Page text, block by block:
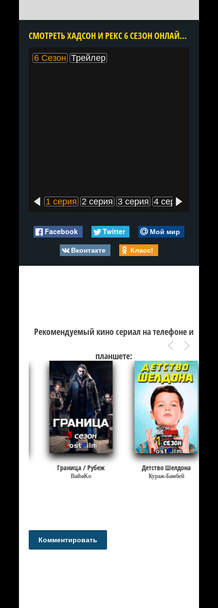
CМОТРЕТЬ ХАДСОН И РЕКС 6 СЕЗОН ОНЛАЙН В ХОРОШЕМ КАЧЕСТВЕ ВСЕ СЕРИИ ПОДРЯД БЕСПЛАТНО
6 Сезон Трейлер
1 серия 2 серия 3 серия 4 серия
Facebook Twitter
Мой мир
Вконтакте
Класс!
Рекомендуемый кино сериал на телефоне и
планшете:
Граница / Рубеж Детство Шелдона
Кураж-Бамбей
Комментировать